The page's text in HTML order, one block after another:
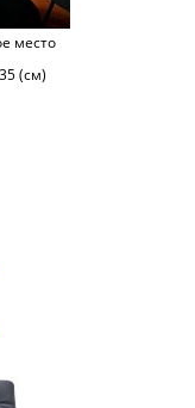
место
(см)